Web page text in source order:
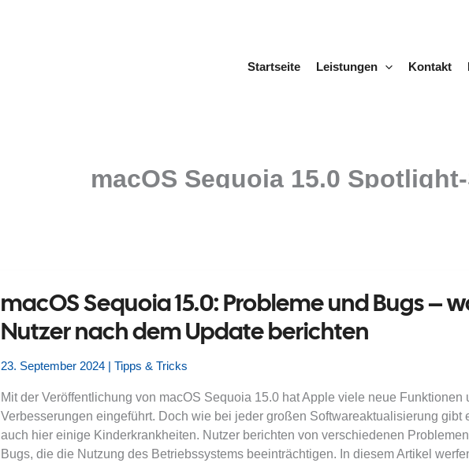
Startseite
Leistungen Kontakt
macOS Sequoia 15.0
macOS Sequoia 15.0: Probleme und Bugs –
Nutzer nach dem Update berichten
23. September 2024 | Tipps & Tricks
Mit der Veröffentlichung von macOS Sequoia 15.0 hat Apple viele neue Funktionen
Verbesserungen eingeführt. Doch wie bei jeder großen Softwareaktualisierung gibt
auch hier einige Kinderkrankheiten. Nutzer berichten von verschiedenen
Bugs, die die Nutzung des Betriebssystems beeinträchtigen. In diesem Artikel